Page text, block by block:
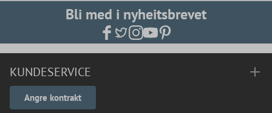
Bli med i nyheitsbrevet
KUNDESERVICE
Angre kontrakt